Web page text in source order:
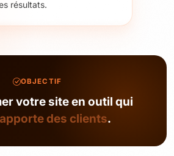
résultats.
OBJECTIF
votre site en outil qui
des clients.